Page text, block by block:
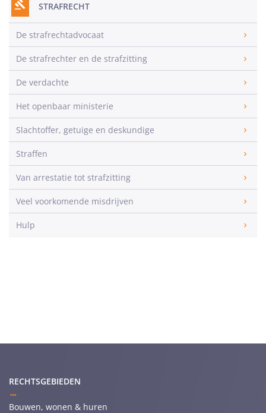
STRAFRECHT
De strafrechtadvocaat
De strafrechter en de strafzitting
De verdachte
Het openbaar ministerie
Slachtoffer, getuige en deskundige
Straffen
Van arrestatie tot strafzitting
Veel voorkomende misdrijven
Hulp
RECHTSGEBIEDEN
Bouwen, wonen & huren